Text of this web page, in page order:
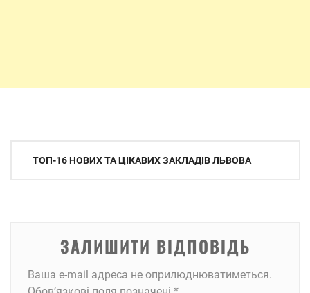
Навігація
ТОП-16 НОВИХ ТА ЦІКАВИХ ЗАКЛАДІВ ЛЬВОВА
ЗАЛИШИТИ ВІДПОВІДЬ
Ваша e-mail адреса не оприлюднюватиметься.